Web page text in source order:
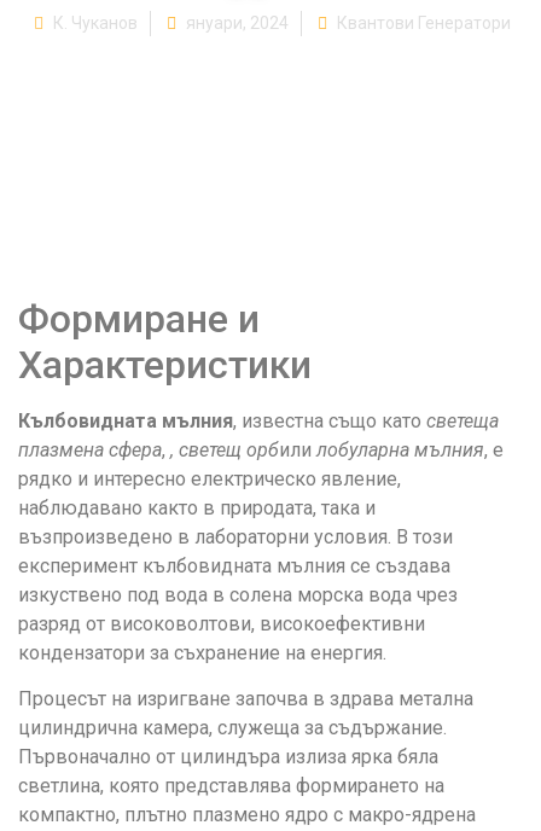
К. Чуканов януари, 2024 Квантови Генератори
Формиране и
Характеристики
Кълбовидната мълния, известна също като светеща
плазмена сфера, , светещ орбилилобуларна мълния, е
рядко и интересно електрическо явление,
наблюдавано както в природата, така и
възпроизведено в лабораторни условия. В този
експеримент кълбовидната мълния се създава
изкуствено под вода в солена морска вода чрез
разряд от високоволтови, високоефективни
кондензатори за съхранение на енергия.
Процесът на изригване започва в здрава метална
цилиндрична камера, служеща за съдържание.
Първоначално от цилиндъра излиза ярка бяла
светлина, която представлява формирането на
компактно, плътно плазмено ядро с макро-ядрена